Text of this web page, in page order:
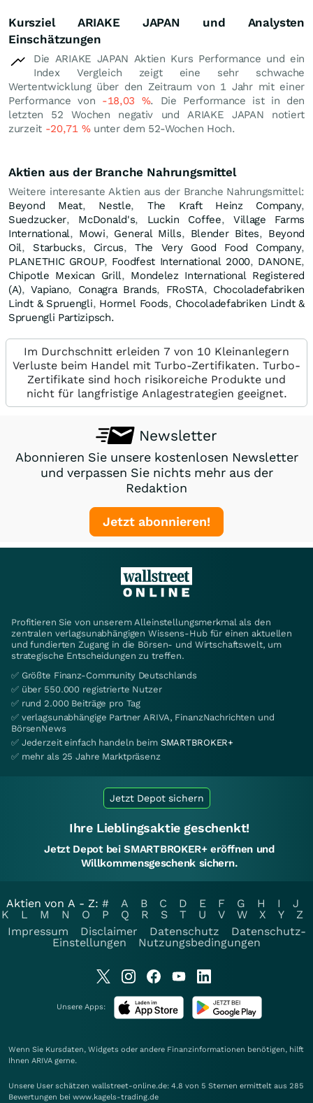
Kursziel ARIAKE JAPAN und Analysten
Einschätzungen
Die ARIAKE JAPAN Aktien Kurs Performance und ein
Index Vergleich zeigt eine sehr schwache
Wertentwicklung über den Zeitraum von 1 Jahr mit einer
Performance von -18,03 %. Die Performance ist in den
letzten 52 Wochen negativ und ARIAKE JAPAN notiert
zurzeit -20,71 %unter dem 52-Wochen Hoch.
Aktien aus der Branche Nahrungsmittel
Weitere interesante Aktien aus der Branche Nahrungsmittel:
Beyond Meat, Nestle, The Kraft Heinz Company,
Suedzucker, McDonald's, Luckin Coffee, Village Farms
International, Mowi, General Mills, Blender Bites, Beyond
Oil, Starbucks, Circus,The Very Good Food Company,
PLANETHIC GROUP, Foodfest International 2000, DANONE,
Chipotle Mexican Grill, Mondelez International Registered
(A),Vapiano, Conagra Brands, FRoSTA, Chocoladefabriken
Lindt & Spruengli, Hormel Foods, Chocoladefabriken Lindt &
Spruengli Partizipsch.
Im Durchschnitt erleiden 7 von 10 Kleinanlegern
Verluste beim Handel mit Turbo-Zertifikaten. Turbo-
Zertifikate sind hoch risikoreiche Produkte und
nicht für langfristige Anlagestrategien geeignet.
Newsletter
Abonnieren Sie unsere kostenlosen Newsletter
und verpassen Sie nichts mehr aus der
Redaktion
Jetzt abonnieren!
Profitieren Sie von unserem Alleinstellungsmerkmal als den
zentralen verlagsunabhängigen Wissens-Hub für einen aktuellen
und fundierten Zugang in die Börsen- und Wirtschaftswelt, um
strategische Entscheidungen zu treffen.
✅ Größte Finanz-Community Deutschlands
✅ über 550.000 registrierte Nutzer
✅ rund 2.000 Beiträge pro Tag
✅ verlagsunabhängige Partner ARIVA, FinanzNachrichten und
BörsenNews
✅ Jederzeit einfach handeln beim SMARTBROKER+
✅ mehr als 25 Jahre Marktpräsenz
Jetzt Depot sichern
Ihre Lieblingsaktie geschenkt!
Jetzt Depot bei SMARTBROKER+ eröffnen und
Willkommensgeschenk sichern.
Aktien von A - Z: # A B C D E F G H I
J
K
L M N O P Q R S T U V W X Y
Z
Impressum
Disclaimer Datenschutz
Datenschutz-
Einstellungen
Nutzungsbedingungen
Unsere Apps:
Wenn Sie Kursdaten, Widgets oder andere Finanzinformationen benötigen, hilft
Ihnen ARIVA gerne.
Unsere User schätzen wallstreet-online.de: 4.8 von 5 Sternen ermittelt aus 285
Bewertungen bei www.kagels-trading.de